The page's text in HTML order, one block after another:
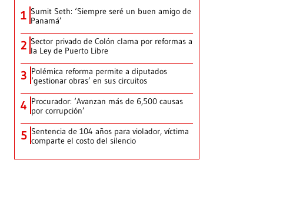
1 Sumit Seth: ‘Siempre seré un buen amigo de
Panamá’
2 Sector privado de Colón clama por reformas a
la Ley de Puerto Libre
3 Polémica reforma permite a diputados
‘gestionar obras’ en sus circuitos
4 Procurador: ‘Avanzan más de 6,500 causas
por corrupción’
5 Sentencia de 104 años para violador, víctima
comparte el costo del silencio